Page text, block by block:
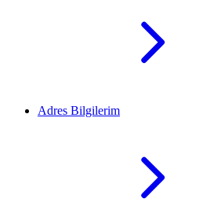
Adres Bilgilerim